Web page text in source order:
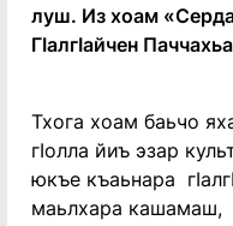
луш. Из хоам
Гӏалгӏайчен
Тхога хоам баьчо
гӏолла йиъ эзар
юкъе къаьнара
маьлхара кашамаш,